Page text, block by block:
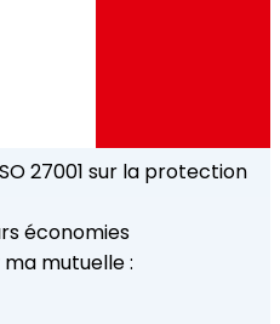
27001 sur la protection
économies
mutuelle :